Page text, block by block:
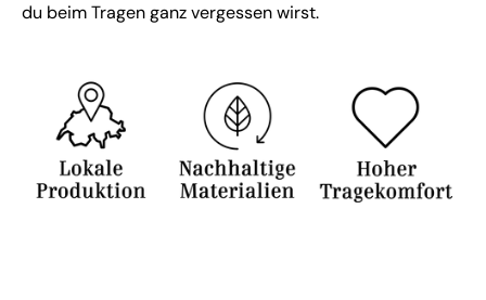
du beim Tragen ganz vergessen wirst.